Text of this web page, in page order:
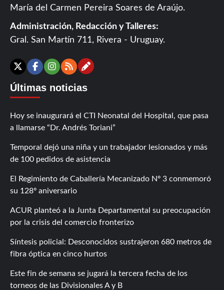
María del Carmen Pereira Soares de Araújo.
Administración, Redacción y Talleres:
Gral. San Martín 711, Rivera - Uruguay.
X Facebook
Instagram
RSSContáctanos
Últimas noticias
Hoy se inaugurará el CTI Neonatal del Hospital, que pasa
a llamarse “Dr. Andrés Toriani”
Temporal dejó una niña y un trabajador lesionados y más
de 100 pedidos de asistencia
El Regimiento de Caballería Mecanizado Nº 3 conmemoró
su 128º aniversario
ACUR planteó a la Junta Departamental su preocupación
por la crisis del comercio fronterizo
Síntesis policial: Desconocidos sustrajeron 680 metros de
fibra óptica en cinco hurtos
Este fin de semana se jugará la tercera fecha de los
torneos de las Divisionales A y B